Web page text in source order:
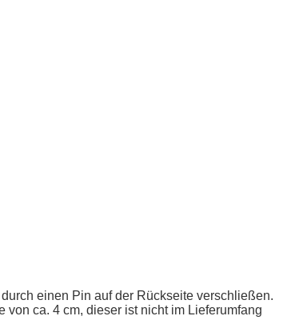
einen Pin auf der Rückseite verschließen.
ca. 4 cm, dieser ist nicht im Lieferumfang